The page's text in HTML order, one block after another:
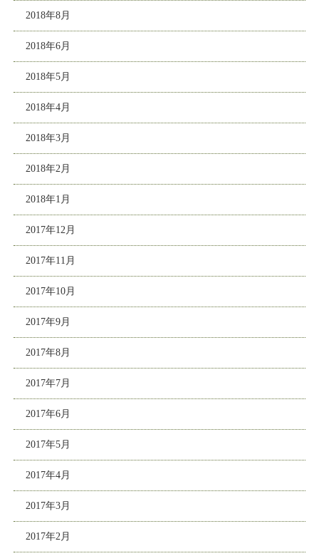
2018年8月
2018年6月
2018年5月
2018年4月
2018年3月
2018年2月
2018年1月
2017年12月
2017年11月
2017年10月
2017年9月
2017年8月
2017年7月
2017年6月
2017年5月
2017年4月
2017年3月
2017年2月